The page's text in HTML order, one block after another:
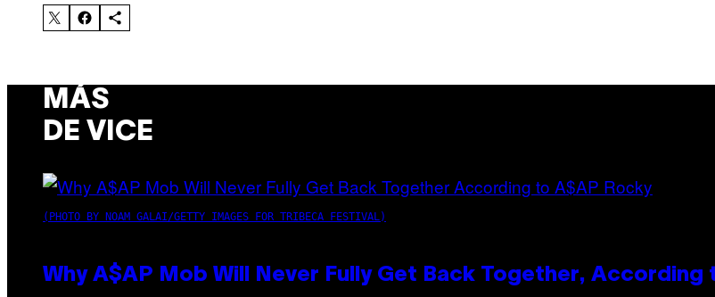
MÁS
DE VICE
(PHOTO BY NOAM GALAI/GETTY IMAGES FOR TRIBECA FESTIVAL)
Why A$AP Mob Will Never Fully Get Back Together, According